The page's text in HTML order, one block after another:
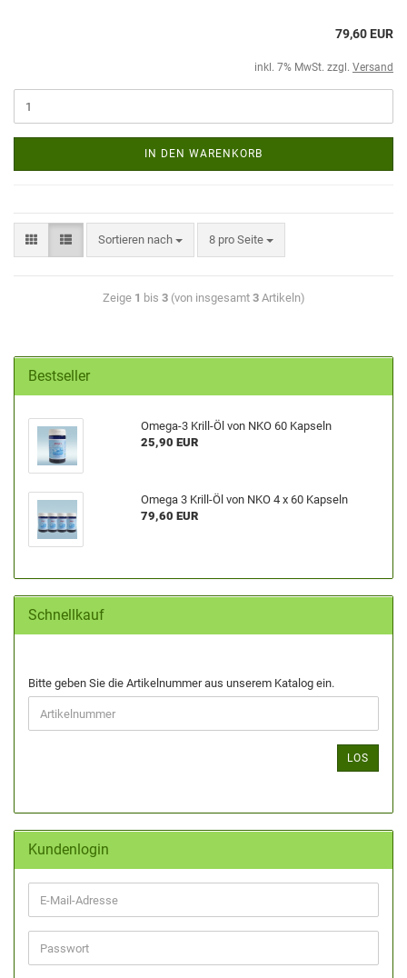
79,60 EUR
inkl. 7% MwSt. zzgl. Versand
IN DEN WARENKORB
Sortieren nach 8 pro Seite
Zeige 1 bis 3(von insgesamt 3Artikeln)
Bestseller
Omega-3 Krill-Öl von NKO 60 Kapseln
25,90 EUR
Omega 3 Krill-Öl von NKO 4 x 60 Kapseln
79,60 EUR
Schnellkauf
Bitte geben Sie die Artikelnummer aus unserem Katalog ein.
LOS
Kundenlogin